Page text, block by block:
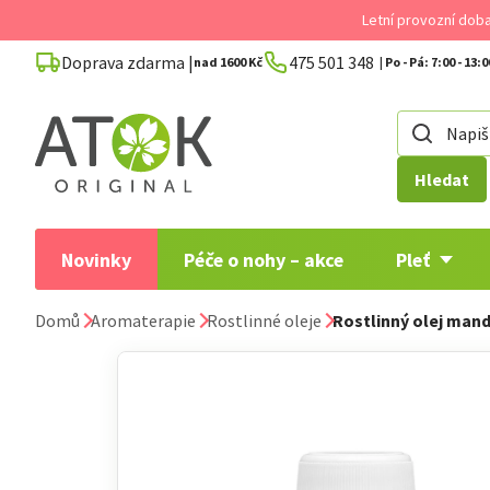
na
obsah
Letní provozní
Doprava zdarma | nad 1600 Kč 475 501 348
Hledat
Novinky Péče o nohy – akce Pleť
Domů Aromaterapie Rostlinné oleje Rostlinný olej